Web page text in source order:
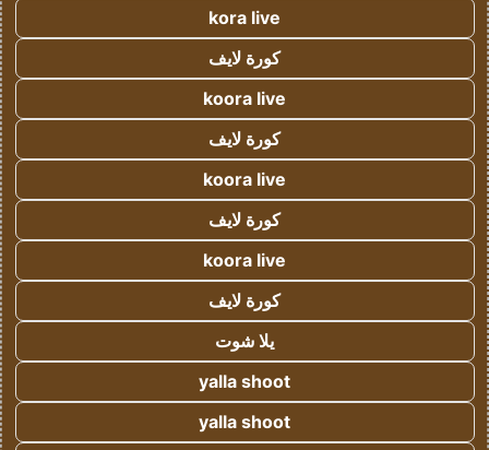
kora live
كورة لايف
koora live
كورة لايف
koora live
كورة لايف
koora live
كورة لايف
يلا شوت
yalla shoot
yalla shoot